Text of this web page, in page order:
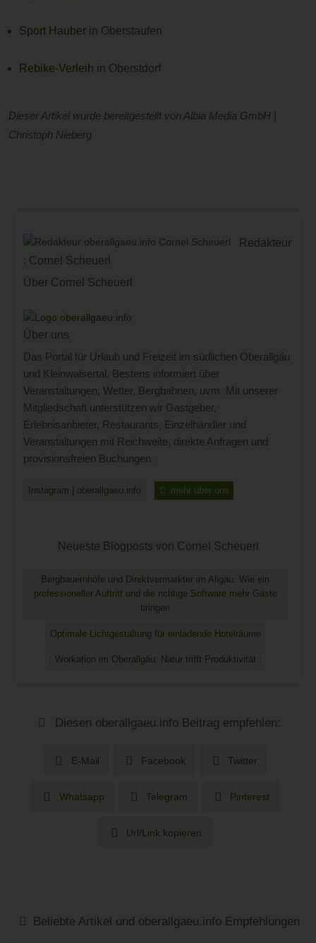
Sport Hauber in Oberstaufen
Rebike-Verleih in Oberstdorf
Dieser Artikel wurde bereitgestellt von Albia Media GmbH |
Christoph Nieberg
Redakteur
: Cornel Scheuerl
Über Cornel Scheuerl
Über uns
Das Portal für Urlaub und Freizeit im südlichen Oberallgäu
und Kleinwalsertal. Bestens informiert über
Veranstaltungen, Wetter, Bergbahnen, uvm. Mit unserer
Mitgliedschaft unterstützen wir Gastgeber,
Erlebnisanbieter, Restaurants, Einzelhändler und
Veranstaltungen mit Reichweite, direkte Anfragen und
provisionsfreien Buchungen.
Instagram | oberallgaeu.info mehr über uns
Neueste Blogposts von Cornel Scheuerl
Bergbauernhöfe und Direktvermarkter im Allgäu: Wie ein
professioneller Auftritt und die richtige Software mehr Gäste
bringen
Optimale Lichtgestaltung für einladende Hotelräume
Workation im Oberallgäu: Natur trifft Produktivität
Diesen oberallgaeu.info Beitrag empfehlen:
E-Mail Facebook Twitter
Whatsapp Telegram Pinterest
Url/Link kopieren
Beliebte Artikel und oberallgaeu.info Empfehlungen